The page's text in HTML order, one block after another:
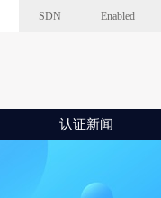
SDN Enabled
认证新闻